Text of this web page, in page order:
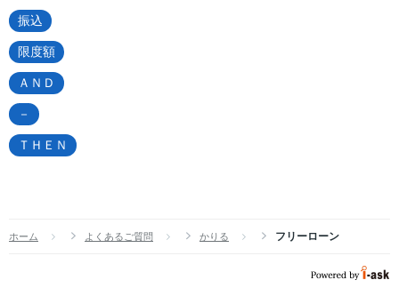
振込
限度額
ＡＮＤ
－
ＴＨＥＮ
ホーム よくあるご質問 かりる フリーローン